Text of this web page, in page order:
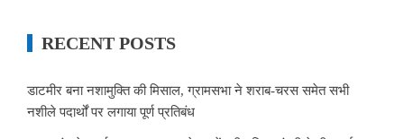
RECENT POSTS
डाटमीर बना नशामुक्ति की मिसाल, ग्रामसभा ने शराब-चरस समेत सभी
नशीले पदार्थों पर लगाया पूर्ण प्रतिबंध